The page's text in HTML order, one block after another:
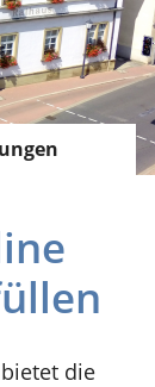
bietet die